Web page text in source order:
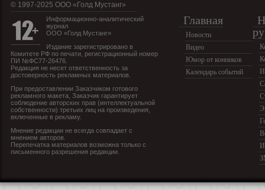
© 1997-2025 OOO «Голд Мустанг»
Информационно-аналитический
журнал
ООО «Голд Мустанг»
Издание зарегистрировано в
Комитете РФ по печати, регистрационный номер
ПИ №ФС77-26476.
Редакция не несет ответственность за
достоверность рекламных материалов.
При предоставлении Заказчиком готового
рекламного макета, Заказчик гарантирует
соблюдение авторских прав (интеллектуальной
собственности) третьих лиц на произведения,
включенные в рекламу.
Мнение редакции не всегда совпадает с
мнением авторов.
Перепечатка материалов возможна только с
письменного разрешения редакции.
Главная
Новости
Видео
Юмор от конников
Календарь событий